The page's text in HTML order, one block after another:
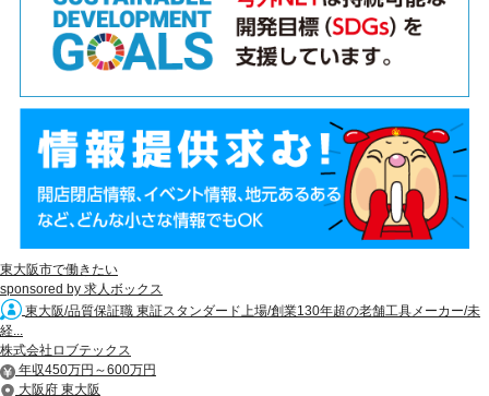
東大阪市で働きたい
sponsored by 求人ボックス
東大阪/品質保証職 東証スタンダード上場/創業130年超の老舗工具メーカー/未
経...
株式会社ロブテックス
年収450万円～600万円
大阪府 東大阪